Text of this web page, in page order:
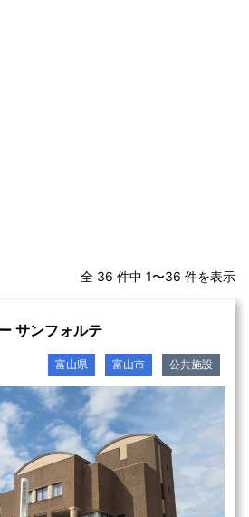
全 36 件中 1〜36 件を表示
サンフォルテ
富山県 富山市 公共施設